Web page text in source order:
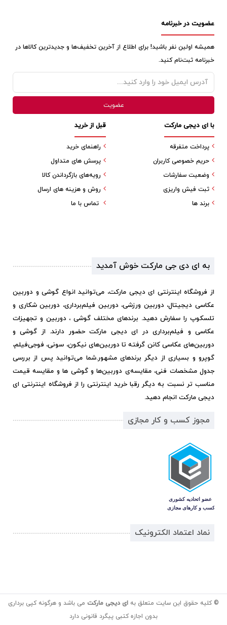
عضویت در خبرنامه
همیشه اولین نفر باشید! برای اطلاع از آخرین تخفیف‌ها و جدیدترین کالاها در
خبرنامه ثبت‌نام کنید.
قبل از خرید
راهنمای خرید
پرسش های متداول
رویه‌های بازگرداندن کالا
روش و هزینه های ارسال
تماس با ما
با ای دیجی مارکت
پرداخت متفرقه
حریم خصوصی کاربران
وضعیت سفارشات
ثبت فیش واریزی
برند ها
به ای دی جی مارکت خوش آمدید
از فروشگاه اینترنتی ای دیجی مارکت، می‌توانید انواع گوشی و دوربین
عکاسی دیجیتال، دوربین ورزشی، دوربین فیلم‌برداری، دوربین شکاری و
تلسکوپ را سفارش دهید. برندهای مختلف گوشی ، دوربین و تجهیزات
عکاسی و فیلم‌برداری در ای دیجی مارکت حضور دارند. از گوشی و
دوربین‌های عکاسی کانن گرفته تا دوربین‌های نیکون، سونی، فوجی‌فیلم،
گوپرو و بسیاری از دیگر برندهای مشهور.شما می‌توانید پس از بررسی
جدول مشخصات فنی، مقایسه‌ی دوربین‌ها و گوشی ها و مقایسه قیمت
مناسب تر نسبت به دیگر رقبا خرید اینترنتی را از فروشگاه اینترنتی ای
دیجی مارکت انجام دهید.
مجوز کسب و کار مجازی
نماد اعتماد الکترونیک
© کلیه حقوق این سایت متعلق به ای دیجی مارکت می باشد و هرگونه کپی برداری
بدون اجازه کتبی پیگرد قانونی دارد